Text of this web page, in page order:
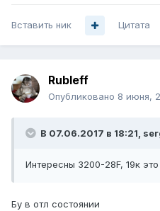
Вставить ник Цитата
Rubleff
Опубликовано 8 июня,
В 07.06.2017 в 18:21,
Интересны 3200-28F, 19к
Бу в отл состоянии